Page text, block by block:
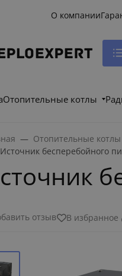
О компании
Отопительные котлы
Отопительные котлы
Источник бесперебойного
отзыв В избранное